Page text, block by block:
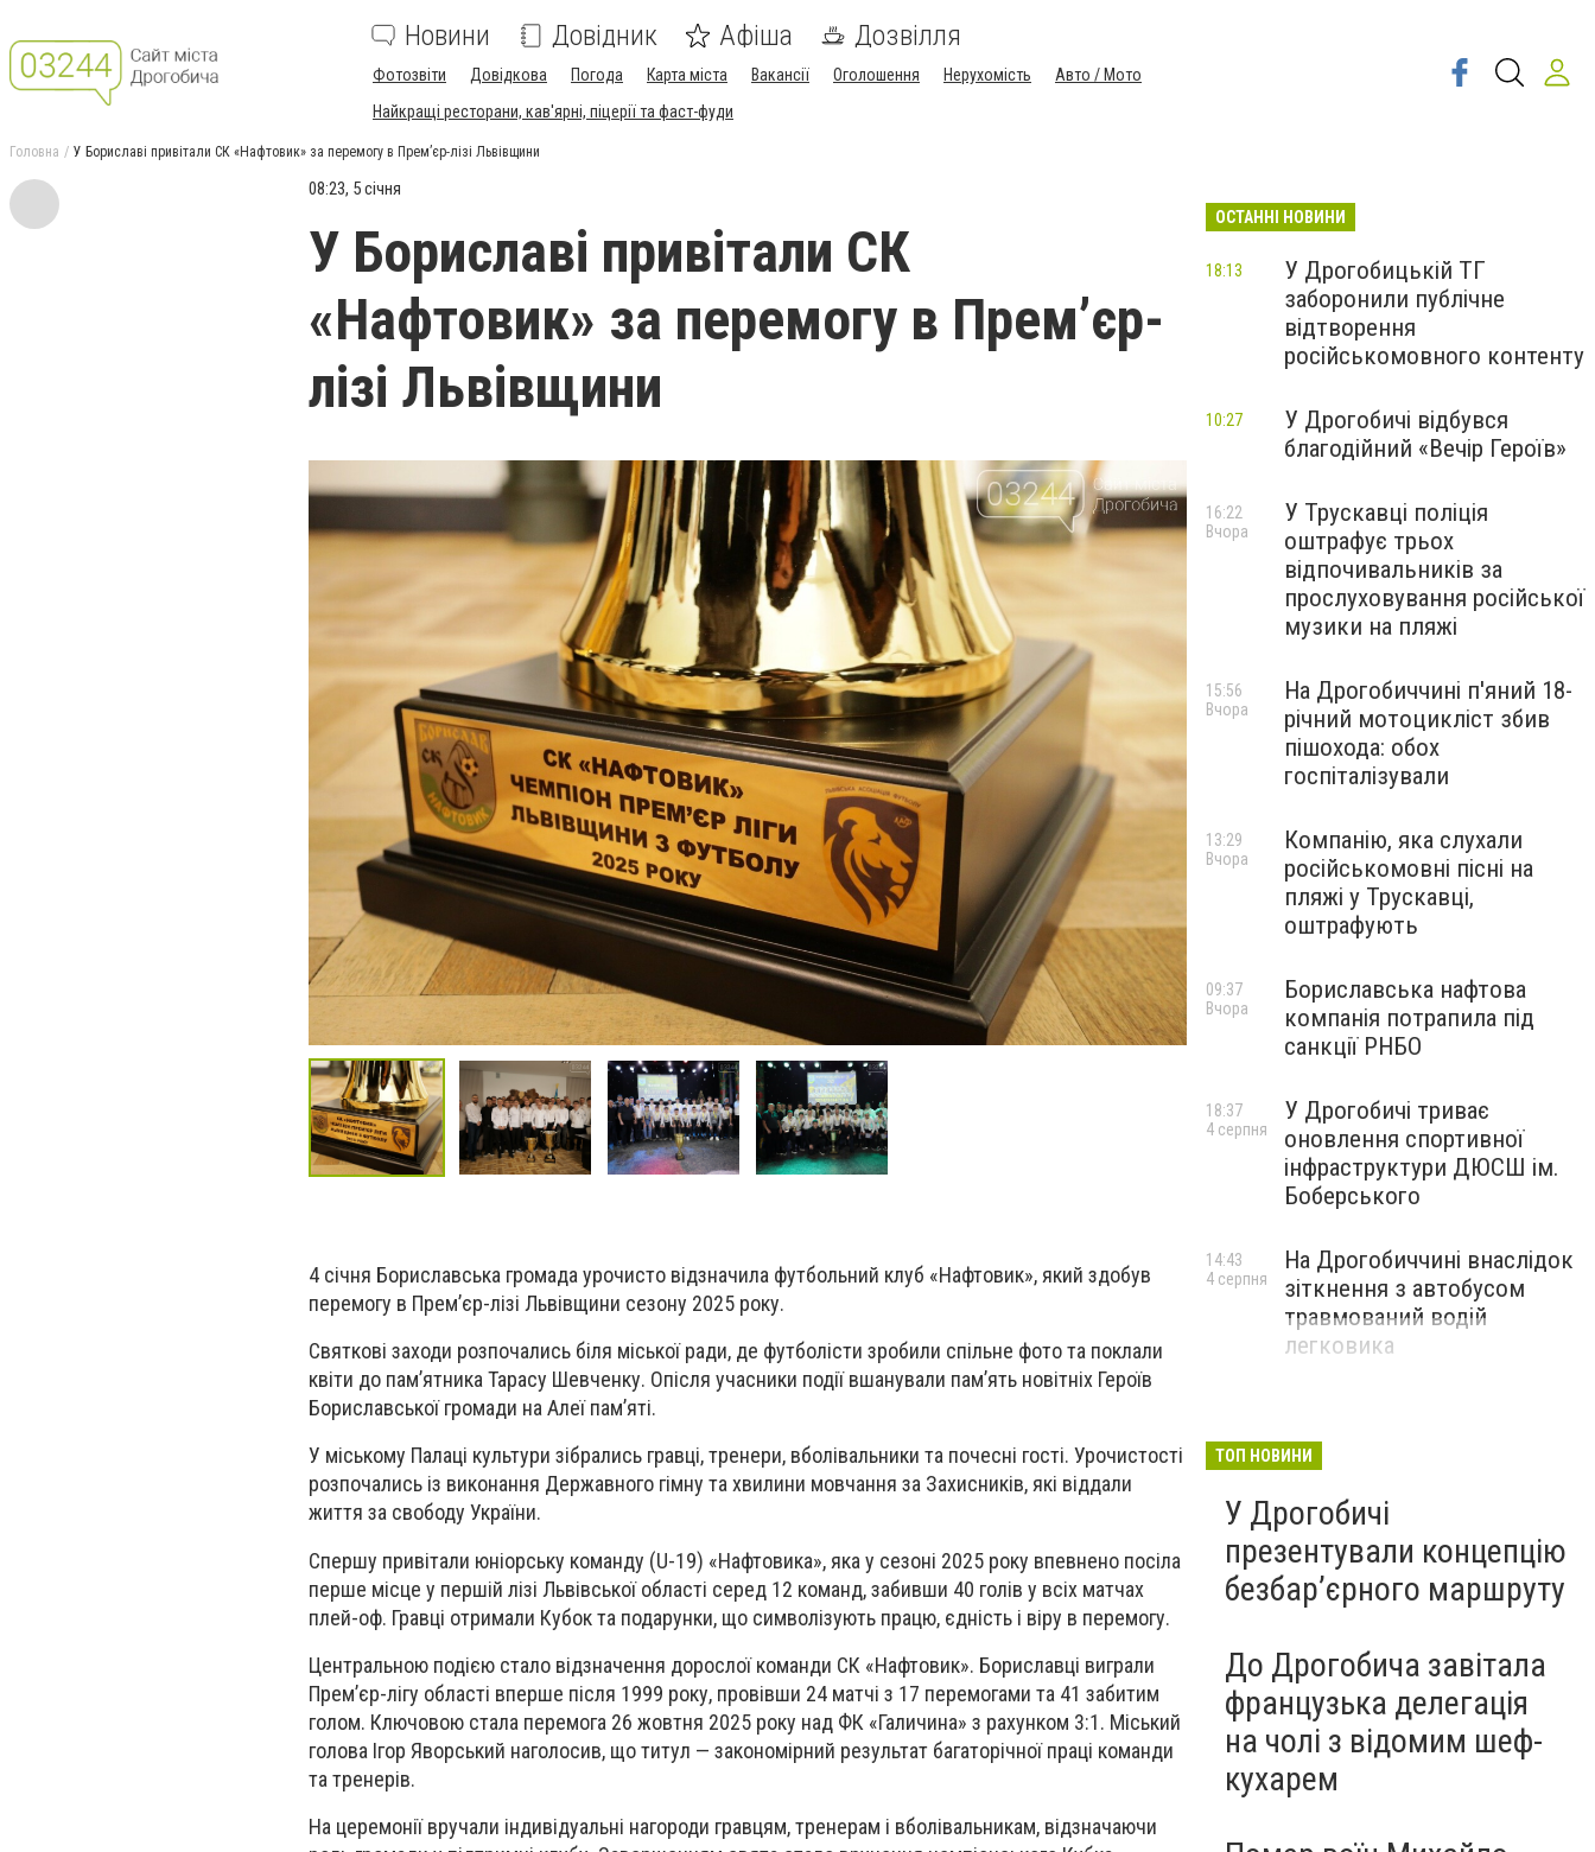
Новини Довідник Афіша Дозвілля
Фотозвіти Довідкова Погода Карта міста Вакансії Оголошення Нерухомість
Авто / Мото
Найкращі ресторани, кав'ярні, піцерії та фаст-фуди
Головна У Бориславі привітали СК «Нафтовик» за перемогу в Прем’єр-лізі Львівщини
08:23, 5 січня
У Бориславі привітали СК
«Нафтовик» за перемогу в Прем’єр-
лізі Львівщини
4 січня Бориславська громада урочисто відзначила футбольний клуб «Нафтовик», який здобув
перемогу в Прем’єр-лізі Львівщини сезону 2025 року.
Святкові заходи розпочались біля міської ради, де футболісти зробили спільне фото та поклали
квіти до пам’ятника Тарасу Шевченку. Опісля учасники події вшанували пам’ять новітніх Героїв
Бориславської громади на Алеї пам’яті.
У міському Палаці культури зібрались гравці, тренери, вболівальники та почесні гості. Урочистості
розпочались із виконання Державного гімну та хвилини мовчання за Захисників, які віддали
життя за свободу України.
Спершу привітали юніорську команду (U-19) «Нафтовика», яка у сезоні 2025 року впевнено посіла
перше місце у першій лізі Львівської області серед 12 команд, забивши 40 голів у всіх матчах
плей-оф. Гравці отримали Кубок та подарунки, що символізують працю, єдність і віру в перемогу.
Центральною подією стало відзначення дорослої команди СК «Нафтовик». Бориславці виграли
Прем’єр-лігу області вперше після 1999 року, провівши 24 матчі з 17 перемогами та 41 забитим
голом. Ключовою стала перемога 26 жовтня 2025 року над ФК «Галичина» з рахунком 3:1. Міський
голова Ігор Яворський наголосив, що титул — закономірний результат багаторічної праці команди
та тренерів.
На церемонії вручали індивідуальні нагороди гравцям, тренерам і вболівальникам, відзначаючи
ОСТАННІ НОВИНИ
У Дрогобицькій ТГ
заборонили публічне
відтворення
російськомовного контенту
18:13
У Дрогобичі відбувся
благодійний «Вечір Героїв»
10:27
У Трускавці поліція
оштрафує трьох
відпочивальників за
прослуховування російської
музики на пляжі
16:22
Вчора
На Дрогобиччині п'яний 18-
річний мотоцикліст збив
пішохода: обох
госпіталізували
15:56
Вчора
Компанію, яка слухали
російськомовні пісні на
пляжі у Трускавці,
оштрафують
13:29
Вчора
Бориславська нафтова
компанія потрапила під
санкції РНБО
09:37
Вчора
У Дрогобичі триває
оновлення спортивної
інфраструктури ДЮСШ ім.
Боберського
18:37
4 серпня
На Дрогобиччині внаслідок
зіткнення з автобусом
травмований водій
легковика
14:43
4 серпня
ТОП НОВИНИ
У Дрогобичі
презентували концепцію
безбар’єрного маршруту
До Дрогобича завітала
французька делегація
на чолі з відомим шеф-
кухарем